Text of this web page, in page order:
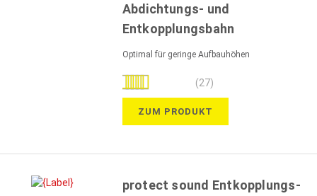
Abdichtungs- und
Entkopplungsbahn
Optimal für geringe Aufbauhöhen
Bewertung:
99%
(27)
ZUM PRODUKT
protect sound Entkopplungs-